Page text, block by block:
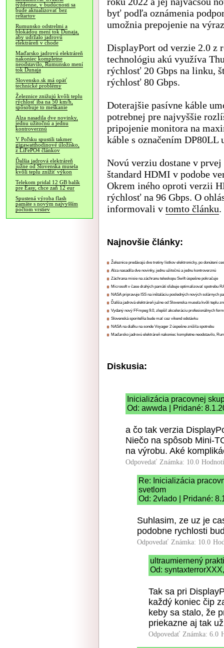
týždenne, v budúcnosti sa
bude aktualizovať bez
reštartov
Rumunsko odstrelmi a
blokádou mení tok Dunaja,
aby udržalo jadrovú
elektráreň v chode
Maďarsko jadrovú elektráreň
nakoniec kompletne
neodstavilo, Rumunsko mení
tok Dunaja
Slovensko.sk má opäť
technické problémy
Železnice znižujú kvôli teplu
rýchlosť iba na 50 km/h,
spôsobuje to meškanie
Alza nasadila dve novinky,
jednu užitočnú a jednu
kontroverznú
V Poľsku spustili takmer
gigawatthodinové úložisko,
z LiFePO4 článkov
Ďalšia jadrová elektráreň
južne od Slovenska musela
kvôli teplu znížiť výkon
Telekom pridal 12 GB balík
pre Easy, chce zaň 12 eur
Spustená výroba flash
pamäte s novým najvyšším
počtom vrstiev
byť podľa oznámenia
umožnia prepojenie na
DisplayPort od verzie 2.0 z
technológiu akú využíva
rýchlosť 20 Gbps na linku,
rýchlosť 80 Gbps.
Doterajšie pasívne káble
potrebnej pre najvyššie
pripojenie monitora na
káble s označením DP80LL
Novú verziu dostane v
štandard HDMI v podobe
Okrem iného oproti verzii
rýchlosť na 96 Gbps. O
informovali v tomto článku.
Najnovšie články:
Železnice predávajú dve tretiny lístkov elektronicky, po donútení
Alza nasadila dve novinky, jednu užitočnú a jednu kontroverznú
Záchrana misie na záchranu teleskopu Swift úspešne pokračuje
Microsoft v čase drahých pamätí sľubuje optimalizovať spotrebu
NASA pripravuje ISS na inštaláciu posledných nových solárnych
Ďalšia jadrová elektráreň južne od Slovenska musela kvôli teplu
Vydaný nový FFmpeg 9.0, zlepšil akceleráciu profesionálnych
Slovenská sporiteľňa bude mať cez víkend odstávku
NASA na diaľku na sonde Voyager 2 úspešne znížila spotrebu
Maďarsko jadrovú elektráreň nakoniec kompletne neodstavilo,
Diskusia:
Inicializácia pracovnej
Od: awwda | Pridané:
a čo tak verzia
Niečo na spôsob Mini-
na výrobu. Aké
Odpovedať Známka: 10.0
Re: Inicializácia
svetlom
Od: 2vlado | Pridané:
Suhlasim, ze uz je
podobne rychlosti
Odpovedať Známka: 10.0
ultraumiernený
Od:
Tak sa pri
každý koniec čip
keby sa stalo, že
priekazne aj tak
Odpovedať Známka: 6.0